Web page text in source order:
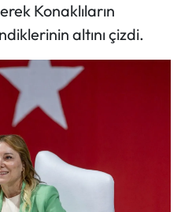
Konaklıların
altını çizdi.